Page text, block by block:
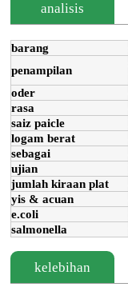
analisis
barang
penampilan
oder
rasa
saiz paicle
logam berat
sebagai
ujian
jumlah kiraan plat
yis & acuan
e.coli
salmonella
kelebihan